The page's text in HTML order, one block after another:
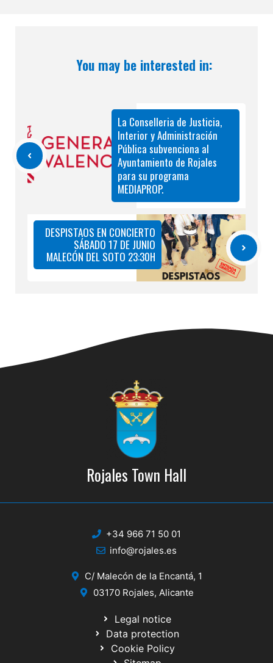
You may be interested in:
La Conselleria de Justicia,
Interior y Administración
Pública subvenciona al
Ayuntamiento de Rojales
para su programa
MEDIAPROP.
DESPISTAOS EN CONCIERTO
SÁBADO 17 DE JUNIO
MALECÓN DEL SOTO 23:30H
Rojales Town Hall
+34 966 71 50 01
info@rojales.es
C/ Malecón de la Encantá, 1
03170 Rojales, Alicante
Legal notice
Data protection
Cookie Policy